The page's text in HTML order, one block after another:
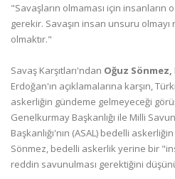
"Savaşların olmaması için insanların
gerekir. Savaşın insan unsuru
olmaktır."
Savaş Karşıtları'ndan Oğuz Sönmez,
Erdoğan'ın açıklamalarına karşın,
askerliğin gündeme gelmeyeceği
Genelkurmay Başkanlığı ile Milli
Başkanlığı'nın (ASAL) bedelli
Sönmez, bedelli askerlik yerine bir
reddin savunulması gerektiğini